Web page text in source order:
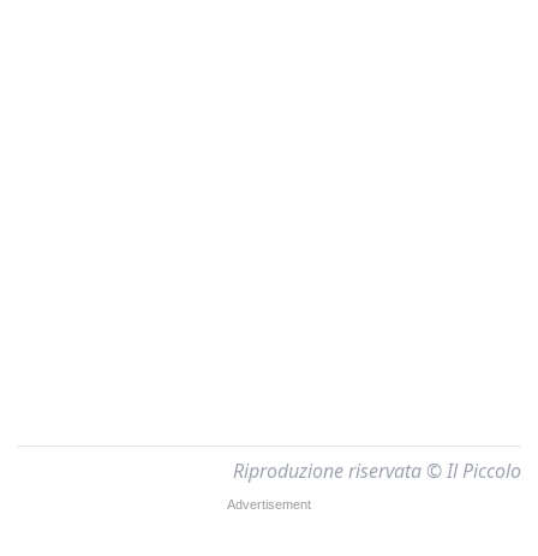
Riproduzione riservata © Il Piccolo